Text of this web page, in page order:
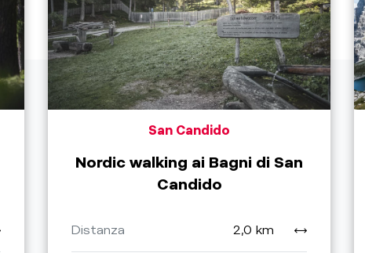
San Candido
Nordic walking ai Bagni di San
Candido
Distanza 2,0 km